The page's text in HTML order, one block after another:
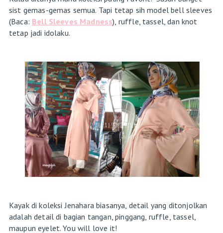
sist gemas-gemas semua. Tapi tetap sih model bell sleeves
(Baca: Bell Sleeves Madness), ruffle, tassel, dan knot
tetap jadi idolaku.
Kayak di koleksi Jenahara biasanya, detail yang ditonjolkan
adalah detail di bagian tangan, pinggang, ruffle, tassel,
maupun eyelet. You will love it!